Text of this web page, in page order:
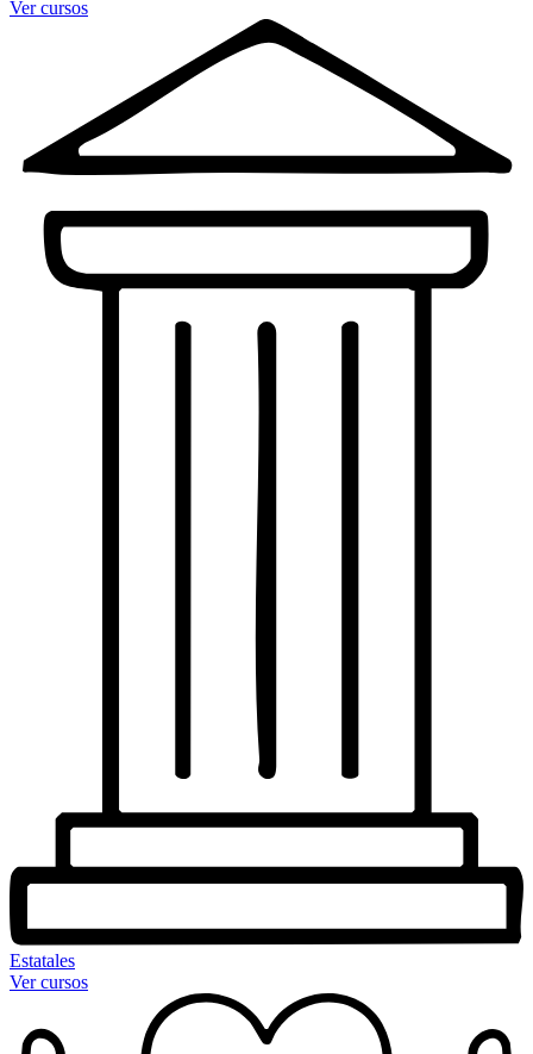
Ver cursos
Estatales
Ver cursos